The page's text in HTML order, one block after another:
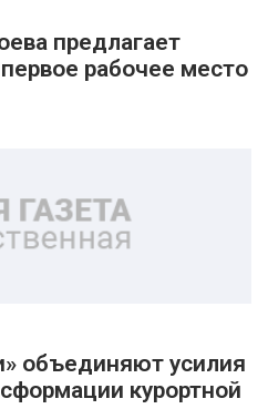
предлагает
рабочее место
объединяют усилия
курортной